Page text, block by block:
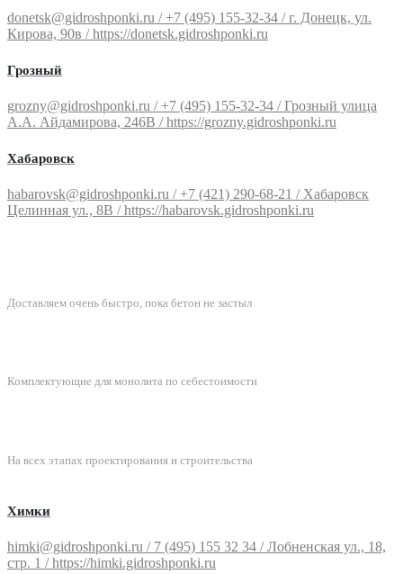
donetsk@gidroshponki.ru / +7 (495) 155-32-34 / г. Донецк, ул.
Кирова, 90в / https://donetsk.gidroshponki.ru
Грозный
grozny@gidroshponki.ru / +7 (495) 155-32-34 / Грозный улица
А.А. Айдамирова, 246В / https://grozny.gidroshponki.ru
Хабаровск
habarovsk@gidroshponki.ru / +7 (421) 290-68-21 / Хабаровск
Целинная ул., 8В / https://habarovsk.gidroshponki.ru
Доставляем очень быстро, пока бетон не застыл
Комплектующие для монолита по себестоимости
На всех этапах проектирования и строительства
Химки
himki@gidroshponki.ru / 7 (495) 155 32 34 / Лобненская ул., 18,
стр. 1 / https://himki.gidroshponki.ru